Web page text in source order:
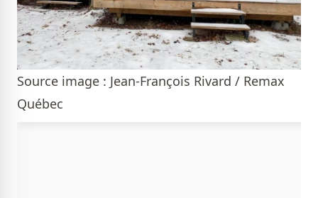
Source image : Jean-François Rivard / Remax
Québec